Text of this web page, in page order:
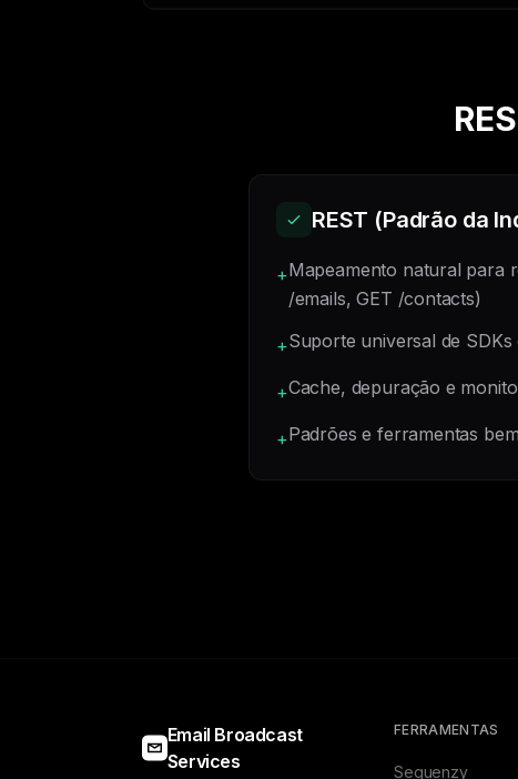
REST (Padrão da
+Mapeamento natural para
/emails, GET /contacts)
+Suporte universal de
+Cache, depuração e
+Padrões e ferramentas
Email Broadcast
Services
FERRAMENTAS
Sequenzy